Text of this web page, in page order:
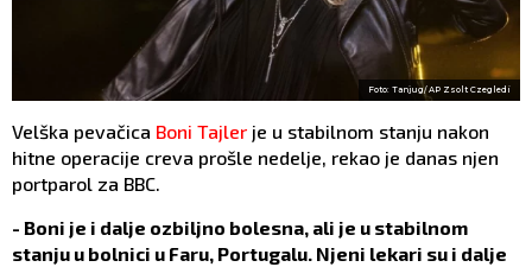
Foto: Tanjug/ AP Zsolt Czegledi
Velška pevačica Boni Tajler je u stabilnom stanju nakon
hitne operacije creva prošle nedelje, rekao je danas njen
portparol za BBC.
- Boni je i dalje ozbiljno bolesna, ali je u stabilnom
stanju u bolnici u Faru, Portugalu. Njeni lekari su i dalje